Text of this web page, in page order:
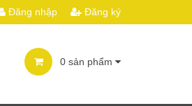
Đăng nhập Đăng ký
0 sản phẩm